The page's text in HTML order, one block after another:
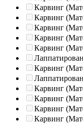
Карвинг
Карвинг
Карвинг
Карвинг
Карвинг
Карвинг
Карвинг
Карвинг
Карвинг
Карвинг